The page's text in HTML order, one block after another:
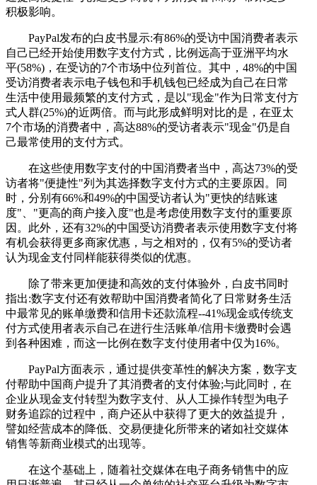
积极影响。
PayPal发布的白皮书显示:有86%的受访中国消费者表示
自己已经开始使用数字支付方式，比例远高于亚洲平均水
平(58%)，在受访的7个市场中位列首位。其中，48%的中国
受访消费者表示电子钱包和手机钱包已经成为自己在日常
生活中使用最频繁的支付方式，是以"现金"作为日常支付方
式人群(25%)的近两倍。而与此形成鲜明对比的是，在亚太
7个市场的消费者中，高达88%的受访者表示"现金"仍是自
己最常使用的支付方式。
在这些使用数字支付的中国消费者当中，高达73%的受
访者将"便捷性"列为其选择数字支付方式的主要原因。同
时，分别有66%和49%的中国受访者认为"更快的结账速
度"、"更高的商户接入度"也是考虑使用数字支付的重要原
因。此外，还有32%的中国受访消费者表示使用数字支付将
有机会获得更多商家优惠，与之相对的，仅有5%的受访者
认为现金支付同样能获得类似的优惠。
除了带来更加便捷和高效的支付体验外，白皮书同时
指出:数字支付还有效帮助中国消费者简化了日常财务生活
中最常见的账单缴费和信用卡还款流程--41%现金或传统支
付方式使用者表示自己在进行生活账单/信用卡缴费时会遇
到各种困难，而这一比例在数字支付使用者中仅为16%。
PayPal方面表示，通过提供变革性的解决方案，数字支
付帮助中国商户提升了其消费者的支付体验;与此同时，在
企业从现金支付转型为数字支付、从人工操作转型为电子
财务追踪的过程中，商户还从中获得了更大的效益提升，
譬如经营成本的降低、交易便捷化所带来的诸如社交媒体
销售等新商业模式的出现等。
在这个基础上，随着社交媒体在电子商务销售中的应